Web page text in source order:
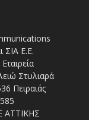
ΣΙΑ Ε.Ε.
Στυλιαρά
Πειραιάς
ΑΤΤΙΚΗΣ